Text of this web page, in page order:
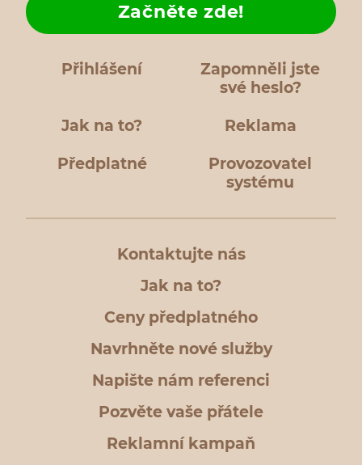
Přihlášení
Zapomněli jste
své heslo?
Jak na to?
Začněte zde!
Reklama
Předplatné
Provozovatel
systému
Kontaktujte nás
Jak na to?
Ceny předplatného
Navrhněte nové služby
Napište nám referenci
Pozvěte vaše přátele
Reklamní kampaň